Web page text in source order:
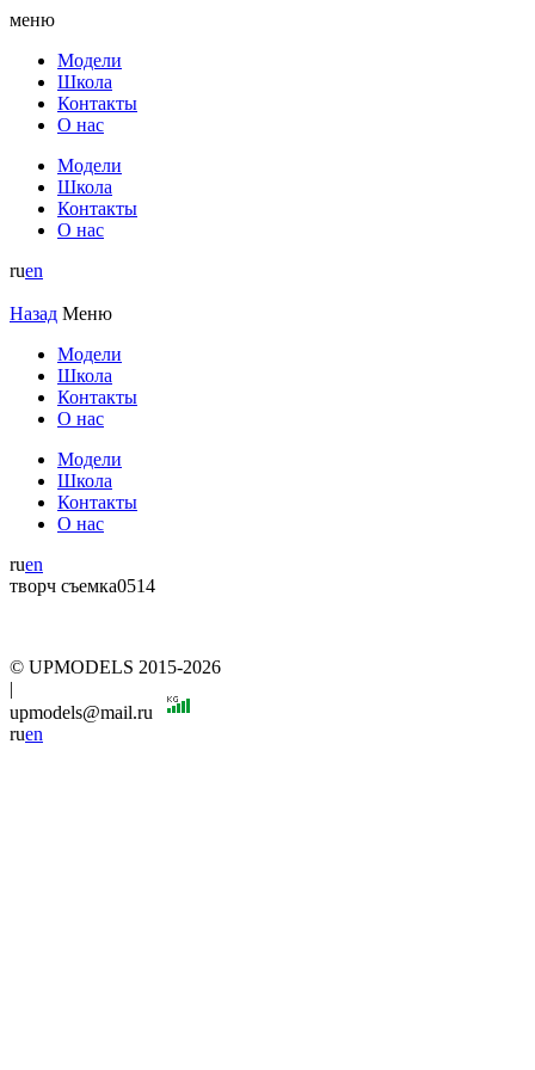
меню
Модели
Школа
Контакты
О нас
Модели
Школа
Контакты
О нас
ruen
Назад Меню
Модели
Школа
Контакты
О нас
Модели
Школа
Контакты
О нас
ruen
творч съемка0514
© UPMODELS 2015-2026
|
upmodels@mail.ru
ruen